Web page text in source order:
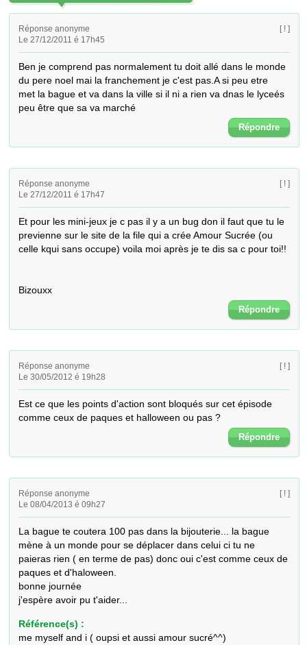
Réponse anonyme
Le 27/12/2011 é 17h45
[ ! ]
Ben je comprend pas normalement tu doit allé dans le monde
du pere noel mai la franchement je c'est pas.A si peu etre
met la bague et va dans la ville si il ni a rien va dnas le lyceés
peu être que sa va marché
Répondre
Réponse anonyme
Le 27/12/2011 é 17h47
[ ! ]
Et pour les mini-jeux je c pas il y a un bug don il faut que tu le
previenne sur le site de la file qui a crée Amour Sucrée (ou
celle kqui sans occupe) voila moi après je te dis sa c pour toi!!
Bizouxx
Répondre
Réponse anonyme
Le 30/05/2012 é 19h28
[ ! ]
Est ce que les points d'action sont bloqués sur cet épisode
comme ceux de paques et halloween ou pas ?
Répondre
Réponse anonyme
Le 08/04/2013 é 09h27
[ ! ]
La bague te coutera 100 pas dans la bijouterie... la bague
mène à un monde pour se déplacer dans celui ci tu ne
paieras rien ( en terme de pas) donc oui c'est comme ceux de
paques et d'haloween.
bonne journée
j'espère avoir pu t'aider...
Référence(s) :
me myself and i ( oupsi et aussi amour sucré^^)